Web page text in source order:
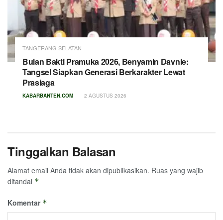
TANGERANG SELATAN
Bulan Bakti Pramuka 2026, Benyamin Davnie:
Tangsel Siapkan Generasi Berkarakter Lewat
Prasiaga
KABARBANTEN.COM 2 AGUSTUS 2026
Tinggalkan Balasan
Alamat email Anda tidak akan dipublikasikan. Ruas yang wajib
ditandai *
Komentar *